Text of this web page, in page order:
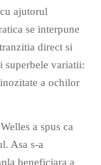
ajutorul
se interpune
direct si
superbele variatii:
a ochilor
a spus ca
Asa s-a
beneficiara a